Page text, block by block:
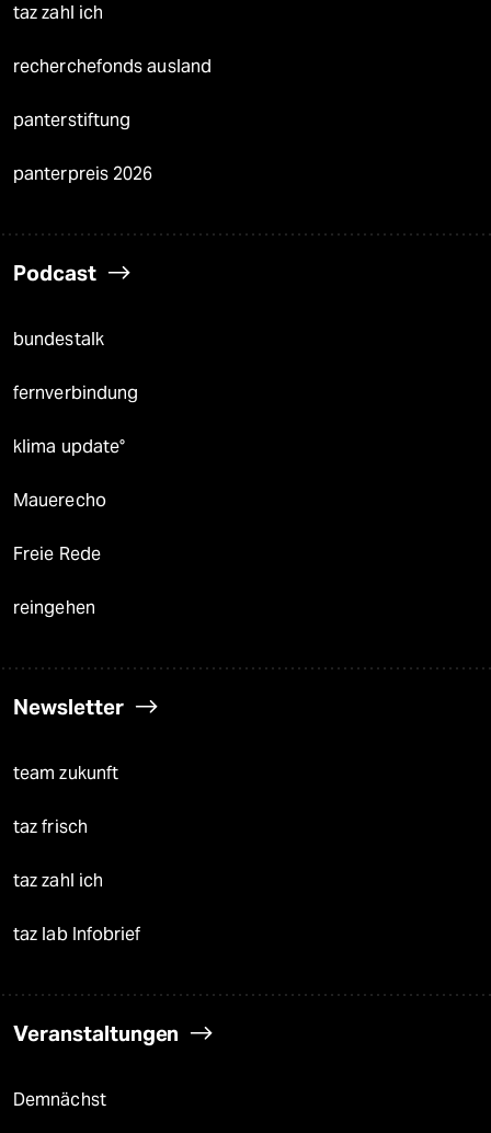
taz zahl ich
recherchefonds ausland
panterstiftung
panterpreis 2026
Podcast
bundestalk
fernverbindung
klima update°
Mauerecho
Freie Rede
reingehen
Newsletter
team zukunft
taz frisch
taz zahl ich
taz lab Infobrief
Veranstaltungen
Demnächst